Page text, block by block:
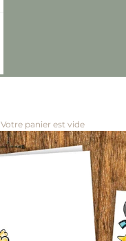
Votre panier est vide